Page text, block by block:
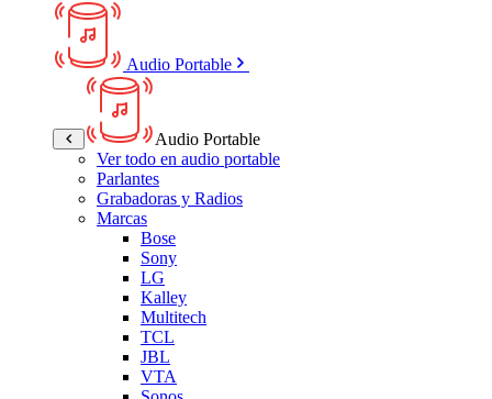
Audio Portable
Audio Portable
Ver todo en audio portable
Parlantes
Grabadoras y Radios
Marcas
Bose
Sony
LG
Kalley
Multitech
TCL
JBL
VTA